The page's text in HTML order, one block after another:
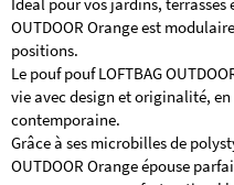
OUTDOOR Orange est
positions.
Le pouf pouf LOFTBAG
vie avec design et originalité,
contemporaine.
Grâce à ses microbilles de
OUTDOOR Orange épouse